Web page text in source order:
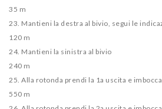
35 m
23. Mantieni la destra al bivio, segui le
120 m
24. Mantieni la sinistra al bivio
240 m
25. Alla rotonda prendi la 1a uscita e
550 m